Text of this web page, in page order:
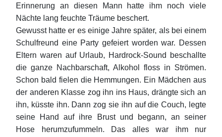
Erinnerung an diesen Mann hatte ihm noch viele
Nächte lang feuchte Träume beschert.
Gewusst hatte er es einige Jahre später, als bei einem
Schulfreund eine Party gefeiert worden war. Dessen
Eltern waren auf Urlaub, Hardrock-Sound beschallte
die ganze Nachbarschaft, Alkohol floss in Strömen.
Schon bald fielen die Hemmungen. Ein Mädchen aus
der anderen Klasse zog ihn ins Haus, drängte sich an
ihn, küsste ihn. Dann zog sie ihn auf die Couch, legte
seine Hand auf ihre Brust und begann, an seiner
Hose herumzufummeln. Das alles war ihm nur